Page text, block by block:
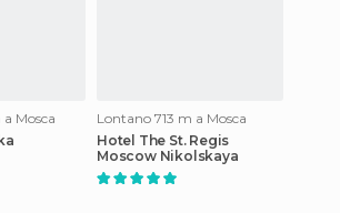
Mosca
Lontano 713 m a Mosca
Hotel The St. Regis
Moscow Nikolskaya